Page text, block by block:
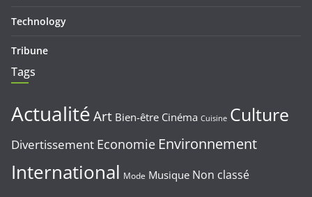
Technology
Tribune
Tags
ActualitéArt Bien-être Cinéma Cuisine Culture
Divertissement Economie Environnement
International Mode Musique Non classé